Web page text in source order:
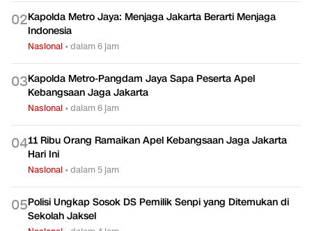
02Kapolda Metro Jaya: Menjaga Jakarta Berarti Menjaga
Indonesia
Nasional •dalam 6 jam
03Kapolda Metro-Pangdam Jaya Sapa Peserta Apel
Kebangsaan Jaga Jakarta
Nasional •dalam 6 jam
0411 Ribu Orang Ramaikan Apel Kebangsaan Jaga Jakarta
Hari Ini
Nasional •dalam 5 jam
05Polisi Ungkap Sosok DS Pemilik Senpi yang Ditemukan di
Sekolah Jaksel